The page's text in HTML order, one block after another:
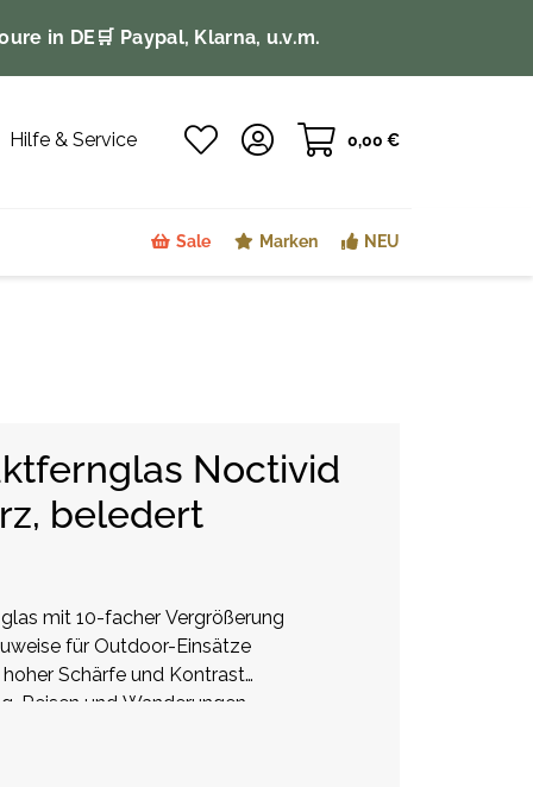
in DE 🛒 Paypal, Klarna, u.v.m.
Hilfe & Service 0,00 €
Sale Marken NEU
Noctivid
beledert
mit 10-facher Vergrößerung
für Outdoor-Einsätze
Schärfe und Kontrast
Reisen und Wanderungen